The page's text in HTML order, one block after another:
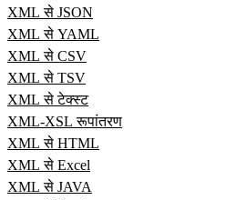
XML से JSON
XML से YAML
XML से CSV
XML से TSV
XML से टेक्स्ट
XML-XSL रूपांतरण
XML से HTML
XML से Excel
XML से JAVA